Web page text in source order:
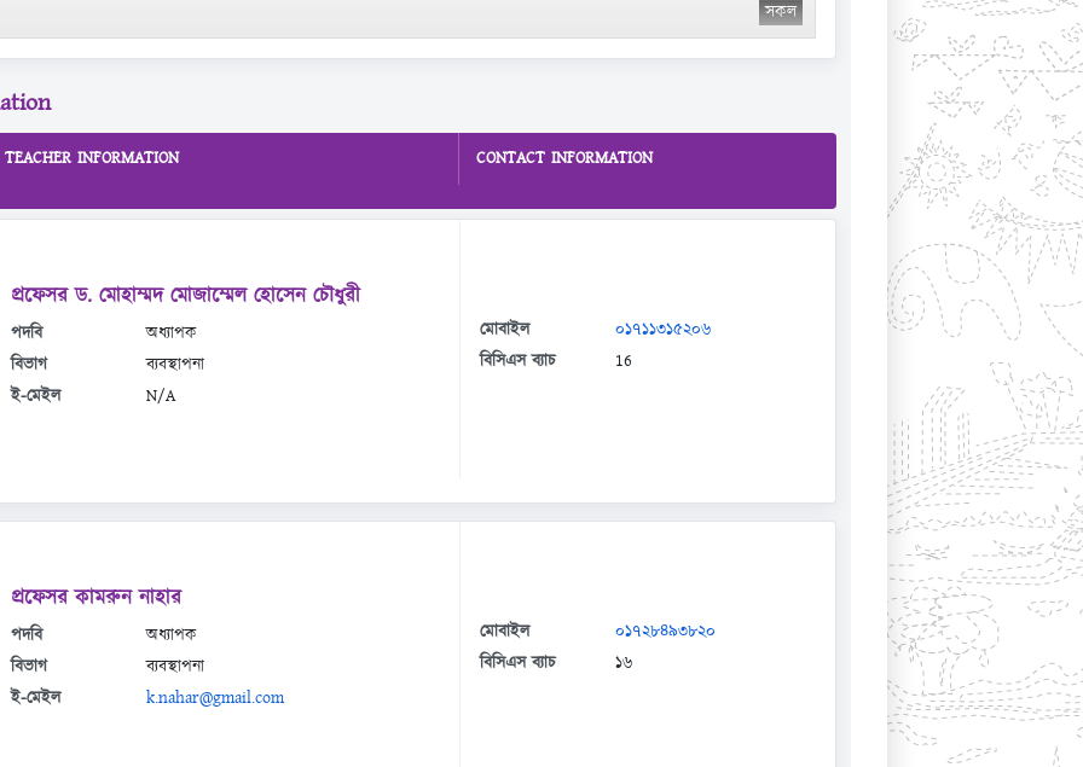
সকল
TEACHER INFORMATION CONTACT INFORMATION
প্রফেসর ড. মোহাম্মদ মোজাম্মেল হোসেন চৌধুরী
পদবি
অধ্যাপক
বিভাগ
ব্যবস্থাপনা
ই-মেইল
N/A
মোবাইল
০১৭১১৩১৫২০৬
বিসিএস ব্যাচ
16
প্রফেসর কামরুন নাহার
পদবি
অধ্যাপক
বিভাগ
ব্যবস্থাপনা
ই-মেইল
k.nahar@gmail.com
মোবাইল
০১৭২৮৪৯৩৮২০
বিসিএস ব্যাচ
১৬